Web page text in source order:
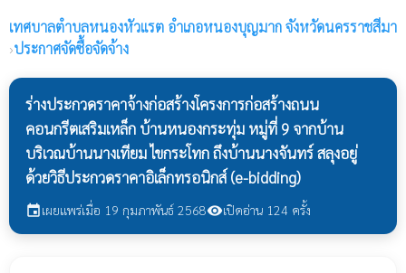
เทศบาลตำบลหนองหัวแรต อำเภอหนองบุญมาก จังหวัดนครราชสีมา
›ประกาศจัดซื้อจัดจ้าง
ร่างประกวดราคาจ้างก่อสร้างโครงการก่อสร้างถนน
คอนกรีตเสริมเหล็ก บ้านหนองกระทุ่ม หมู่ที่ 9 จากบ้าน
บริเวณบ้านนางเทียม ไขกระโทก ถึงบ้านนางจันทร์ สลุงอยู่
ด้วยวิธีประกวดราคาอิเล็กทรอนิกส์ (e-bidding)
eventเผยแพร่เมื่อ 19 กุมภาพันธ์ 2568visibilityเปิดอ่าน 124 ครั้ง